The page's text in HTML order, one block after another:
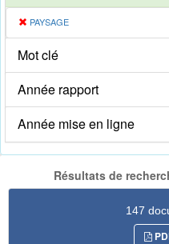
PAYSAGE
Mot clé
Année rapport
Année mise en ligne
Résultats de
147